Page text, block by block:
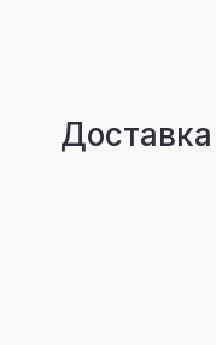
Доставка